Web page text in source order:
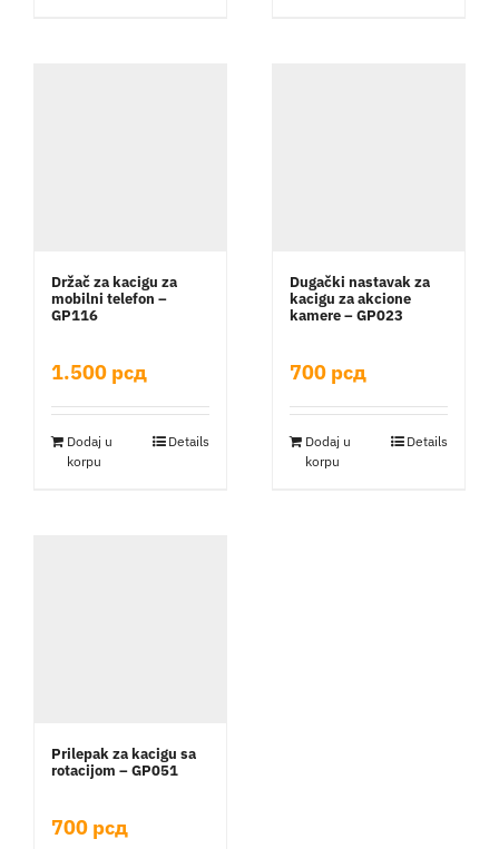
Držač za kacigu za
mobilni telefon –
GP116
1.500 рсд
Dodaj u
korpu
Details
Dugački nastavak za
kacigu za akcione
kamere – GP023
700 рсд
Dodaj u
korpu
Details
Prilepak za kacigu sa
rotacijom – GP051
700 рсд